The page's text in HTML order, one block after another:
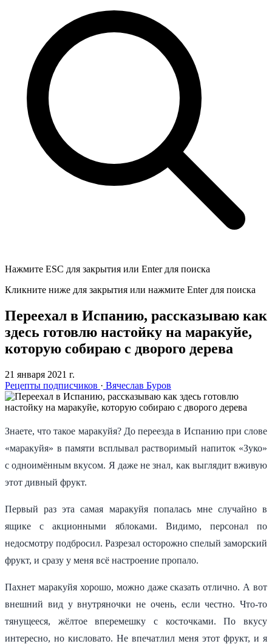
Нажмите ESC для закрытия или Enter для поиска
Кликните ниже для закрытия или нажмите Enter для поиска
Переехал в Испанию, рассказываю как
здесь готовлю настойку на маракуйе,
которую собираю с дворого дерева
21 января 2021 г.
Рецепты подписчиков · Вячеслав Буров
Знаете, что такое маракуйя? До переезда в Испанию при слове
«маракуйя» в памяти всплывал растворимый напиток «Зуко»
с одноимённым вкусом. Я даже не знал, как выглядит вживую
этот дивный фрукт.
Первый раз эта самая маракуйя попалась мне случайно в
ящике с акционными яблоками. Видимо, персонал по
недосмотру подбросил. Разрезал осторожно спелый заморский
фрукт, и сразу у меня всё настроение пропало.
Пахнет маракуйя хорошо, можно даже сказать отлично. А вот
внешний вид у внутряночки не очень, если честно. Что-то
тянущееся, жёлтое вперемешку с косточками. По вкусу
интересно, но кисловато. Не впечатлил меня этот фрукт, и я